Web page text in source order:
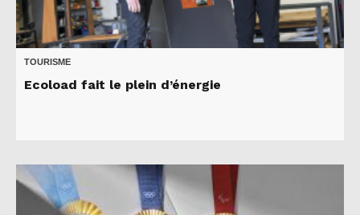
TOURISME
Ecoload fait le plein d’énergie